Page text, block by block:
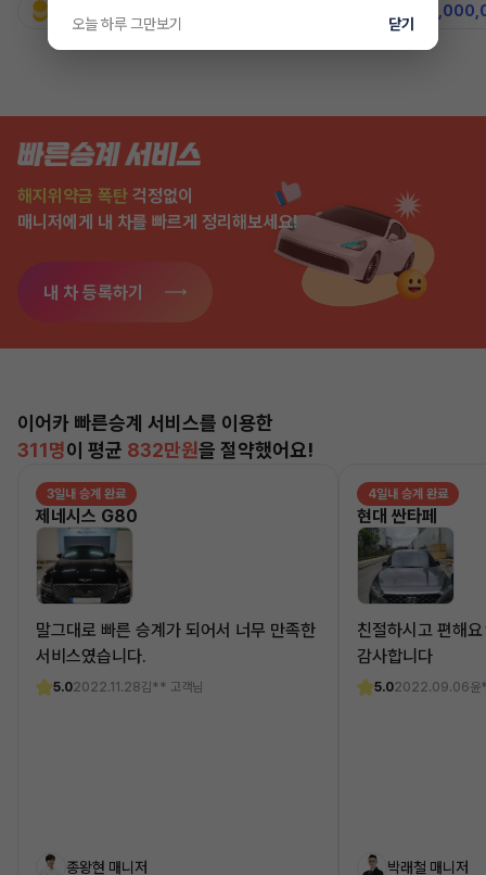
해지위약금 폭탄 걱정없이
매니저에게 내 차를 빠르게 정리해보세요!
내 차 등록하기
이어카 빠른승계 서비스를 이용한
311명이 평균 832만원을 절약했어요!
3일내 승계 완료
제네시스 G80
말그대로 빠른 승계가 되어서 너무 만족한
서비스였습니다.
5.02022.11.28김** 고객님
종왕현 매니저
4일내 승계 완료
현대 싼타페
친절하시고 편해
감사합니다
5.02022.09.06윤
박래철 매니저
오늘 하루 그만보기 닫기